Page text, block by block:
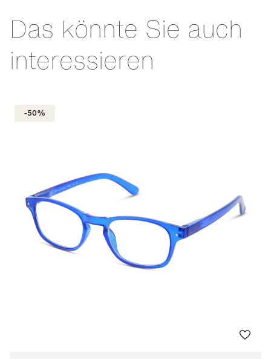
Das könnte Sie auch
interessieren
-50%